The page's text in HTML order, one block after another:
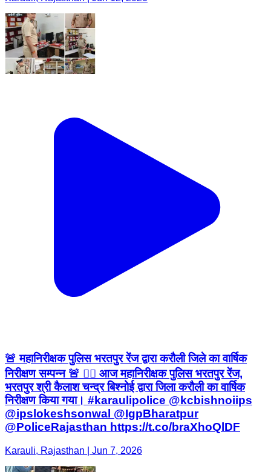
🚨 महानिरीक्षक पुलिस भरतपुर रेंज द्वारा करौली जिले का वार्षिक
निरीक्षण सम्पन्न 🚨 👮‍♂️ आज महानिरीक्षक पुलिस भरतपुर रेंज,
भरतपुर श्री कैलाश चन्द्र बिश्नोई द्वारा जिला करौली का वार्षिक
निरीक्षण किया गया। #karaulipolice @kcbishnoiips
@ipslokeshsonwal @IgpBharatpur
@PoliceRajasthan https://t.co/braXhoQlDF
Karauli, Rajasthan | Jun 7, 2026